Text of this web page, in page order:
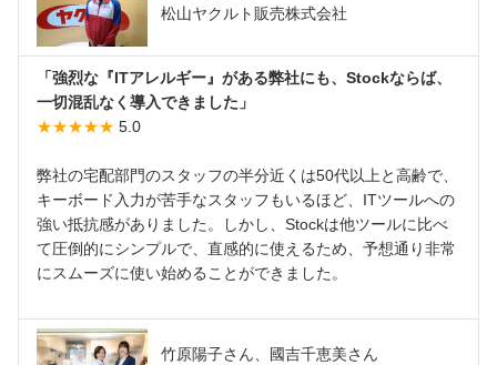
松山ヤクルト販売株式会社
「強烈な『ITアレルギー』がある弊社にも、Stockならば、
一切混乱なく導入できました」
★★★★★ 5.0
弊社の宅配部門のスタッフの半分近くは50代以上と高齢で、
キーボード入力が苦手なスタッフもいるほど、ITツールへの
強い抵抗感がありました。しかし、Stockは他ツールに比べ
て圧倒的にシンプルで、直感的に使えるため、予想通り非常
にスムーズに使い始めることができました。
竹原陽子さん、國吉千恵美さん